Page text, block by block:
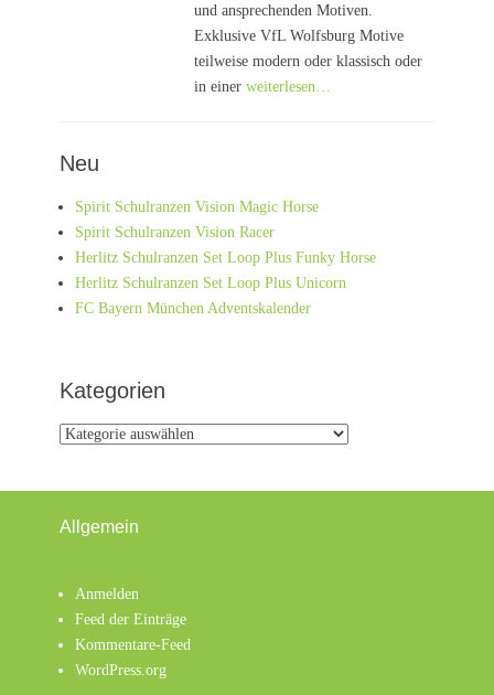
und ansprechenden Motiven.
Exklusive VfL Wolfsburg Motive
teilweise modern oder klassisch oder
in einerweiterlesen…
Neu
Spirit Schulranzen Vision Magic Horse
Spirit Schulranzen Vision Racer
Herlitz Schulranzen Set Loop Plus Funky Horse
Herlitz Schulranzen Set Loop Plus Unicorn
FC Bayern München Adventskalender
Kategorien
Kategorien
Allgemein
Anmelden
Feed der Einträge
Kommentare-Feed
WordPress.org